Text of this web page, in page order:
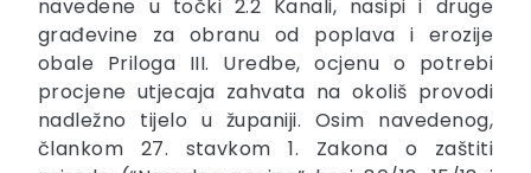
navedene u točki 2.2 Kanali, nasipi i druge
građevine za obranu od poplava i erozije
obale Priloga III. Uredbe, ocjenu o potrebi
procjene utjecaja zahvata na okoliš provodi
nadležno tijelo u županiji. Osim navedenog,
člankom 27. stavkom 1. Zakona o zaštiti